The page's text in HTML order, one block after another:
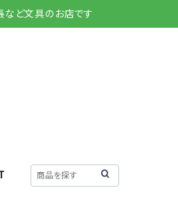
など文具のお店です